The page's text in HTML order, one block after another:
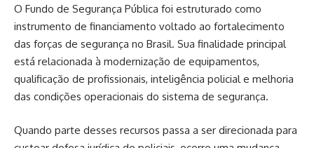
O Fundo de Segurança Pública foi estruturado como
instrumento de financiamento voltado ao fortalecimento
das forças de segurança no Brasil. Sua finalidade principal
está relacionada à modernização de equipamentos,
qualificação de profissionais, inteligência policial e melhoria
das condições operacionais do sistema de segurança.
Quando parte desses recursos passa a ser direcionada para